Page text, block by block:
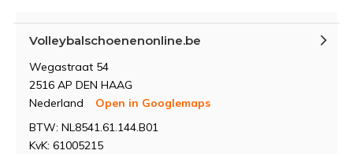
Volleybalschoenenonline.be
Wegastraat 54
2516 AP DEN HAAG
Nederland
Open in Googlemaps
BTW: NL8541.61.144.B01
KvK: 61005215